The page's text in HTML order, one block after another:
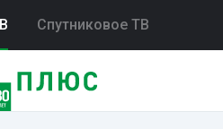
Спутниковое ТВ